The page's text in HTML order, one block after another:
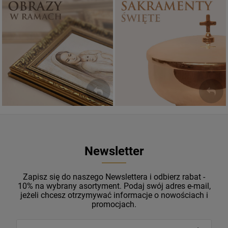
Obrazy religijne
PIĘKNE
WZORY
Sakramenty Święte
Newsletter
Zapisz się do naszego Newslettera i odbierz rabat -
10% na wybrany asortyment. Podaj swój adres e-mail,
jeżeli chcesz otrzymywać informacje o nowościach i
promocjach.